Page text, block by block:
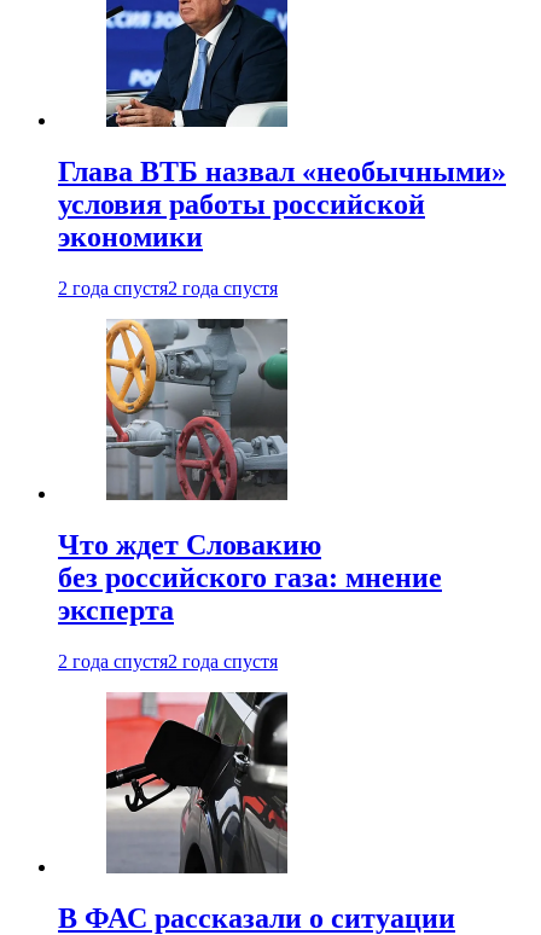
Глава ВТБ назвал «необычными»
условия работы российской
экономики
2 года спустя2 года спустя
Что ждет Словакию
без российского газа: мнение
эксперта
2 года спустя2 года спустя
В ФАС рассказали о ситуации